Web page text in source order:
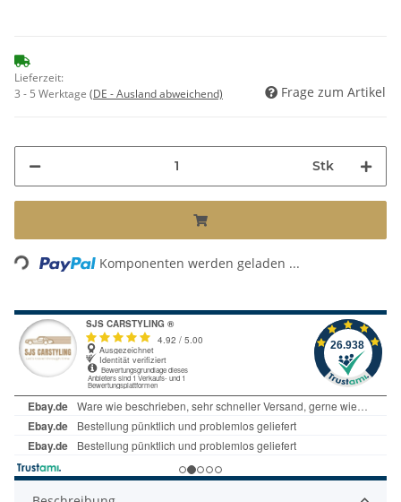
Lieferzeit:
3 - 5 Werktage (DE - Ausland abweichend) Frage zum Artikel
Stk
Loading... Komponenten werden geladen ...